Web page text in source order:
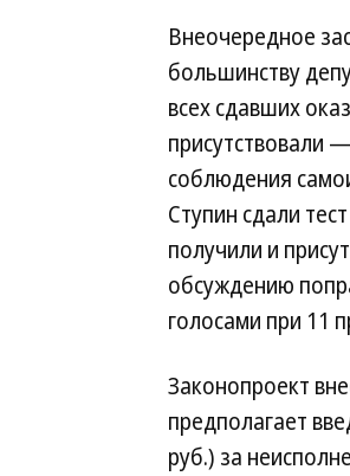
Внеочередное
большинству
всех сдавших
присутствовали
соблюдения
Ступин сдали
получили и
обсуждению
голосами при 11
Законопроект
предполагает
руб.) за